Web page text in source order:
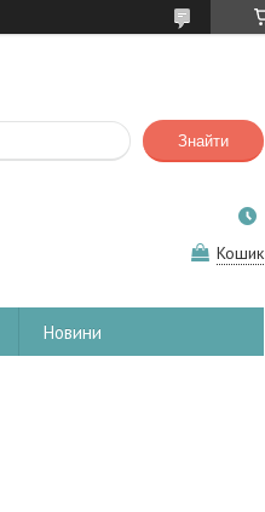
Знайти
Кошик
Новини